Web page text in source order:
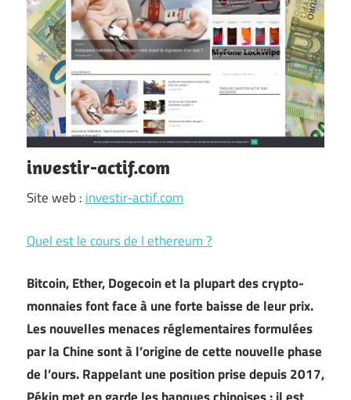
investir-actif.com
Site web : investir-actif.com
Quel est le cours de l ethereum ?
Bitcoin, Ether, Dogecoin et la plupart des crypto-
monnaies font face à une forte baisse de leur prix.
Les nouvelles menaces réglementaires formulées
par la Chine sont à l’origine de cette nouvelle phase
de l’ours. Rappelant une position prise depuis 2017,